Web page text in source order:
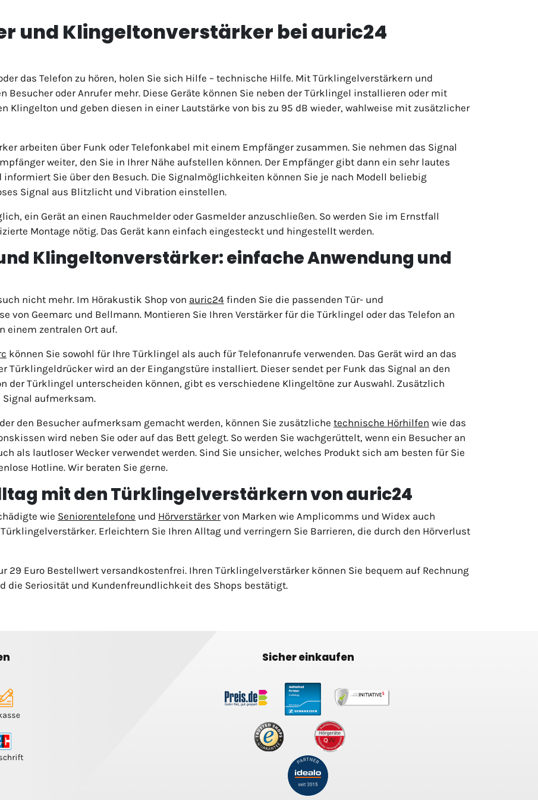
und Klingeltonverstärker bei auric24
das Telefon zu hören, holen Sie sich Hilfe – technische Hilfe. Mit Türklingelverstärkern und
Besucher oder Anrufer mehr. Diese Geräte können Sie neben der Türklingel installieren oder mit
Klingelton und geben diesen in einer Lautstärke von bis zu 95 dB wieder, wahlweise mit zusätzlicher
arbeiten über Funk oder Telefonkabel mit einem Empfänger zusammen. Sie nehmen das Signal
weiter, den Sie in Ihrer Nähe aufstellen können. Der Empfänger gibt dann ein sehr lautes
Sie über den Besuch. Die Signalmöglichkeiten können Sie je nach Modell beliebig
Signal aus Blitzlicht und Vibration einstellen.
ein Gerät an einen Rauchmelder oder Gasmelder anzuschließen. So werden Sie im Ernstfall
Montage nötig. Das Gerät kann einfach eingesteckt und hingestellt werden.
Klingeltonverstärker: einfache Anwendung und
nicht mehr. Im Hörakustik Shop von auric24 finden Sie die passenden Tür- und
von Geemarc und Bellmann. Montieren Sie Ihren Verstärker für die Türklingel oder das Telefon an
einem zentralen Ort auf.
können Sie sowohl für Ihre Türklingel als auch für Telefonanrufe verwenden. Das Gerät wird an das
Türklingeldrücker wird an der Eingangstüre installiert. Dieser sendet per Funk das Signal an den
der Türklingel unterscheiden können, gibt es verschiedene Klingeltöne zur Auswahl. Zusätzlich
aufmerksam.
den Besucher aufmerksam gemacht werden, können Sie zusätzliche technische Hörhilfen wie das
wird neben Sie oder auf das Bett gelegt. So werden Sie wachgerüttelt, wenn ein Besucher an
als lautloser Wecker verwendet werden. Sind Sie unsicher, welches Produkt sich am besten für Sie
Hotline. Wir beraten Sie gerne.
mit den Türklingelverstärkern von auric24
wie Seniorentelefone und Hörverstärkervon Marken wie Amplicomms und Widex auch
Erleichtern Sie Ihren Alltag und verringern Sie Barrieren, die durch den Hörverlust
29 Euro Bestellwert versandkostenfrei. Ihren Türklingelverstärker können Sie bequem auf Rechnung
die Seriosität und Kundenfreundlichkeit des Shops bestätigt.
Sicher einkaufen